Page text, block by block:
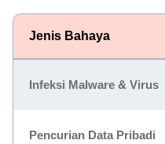
Jenis Bahaya
Infeksi Malware & Virus
Pencurian Data Pribadi